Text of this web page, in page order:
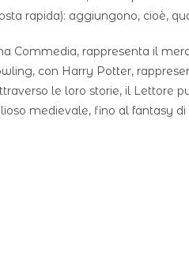
rapida): aggiungono, cioè,
Commedia, rappresenta il
con Harry Potter,
le loro storie, il Lettore
medievale, fino al fantasy di